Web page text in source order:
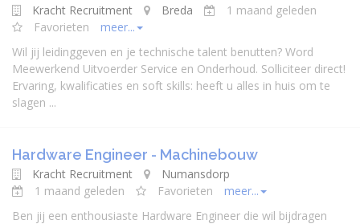
Kracht Recruitment Breda
1 maand geleden
Favorieten
meer...
Wil jij leidinggeven en je technische talent benutten? Word
Meewerkend Uitvoerder Service en Onderhoud. Solliciteer direct!
Ervaring, kwalificaties en soft skills: heeft u alles in huis om te
slagen ...
Hardware Engineer - Machinebouw
Kracht Recruitment
Numansdorp
1 maand geleden
Favorieten
meer...
Ben jij een enthousiaste Hardware Engineer die wil bijdragen